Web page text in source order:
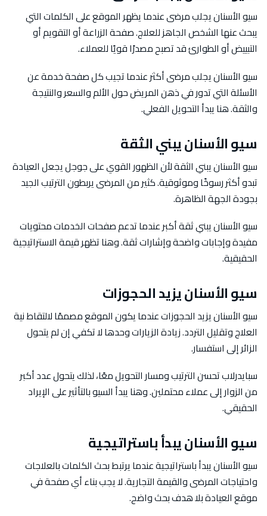
سيو الأسنان يجلب مرضى عندما يظهر الموقع على الكلمات التي
يبحث عنها الشخص الجاهز للعلاج. صفحة الزراعة أو التقويم أو
التبييض أو الطوارئ قد تصبح مصدرًا قويًا للعملاء.
سيو الأسنان يجلب مرضى أكثر عندما تجيب كل صفحة خدمة عن
الأسئلة التي تدور في ذهن المريض حول الألم والسعر والنتيجة
والثقة. هنا يبدأ التحويل الفعلي.
سيو الأسنان يبني الثقة
سيو الأسنان يبني الثقة لأن الظهور القوي على جوجل يجعل العيادة
تبدو أكثر رسوخًا وموثوقية. كثير من المرضى يربطون الترتيب الجيد
بجودة الجهة الظاهرة.
سيو الأسنان يبني ثقة أكبر عندما تدعم صفحات الخدمات محتويات
مفيدة وإجابات واضحة وإشارات ثقة. وهنا تظهر قيمة الاستراتيجية
الحقيقية.
سيو الأسنان يزيد الحجوزات
سيو الأسنان يزيد الحجوزات عندما يكون الموقع مصممًا لالتقاط نية
العلاج وتقليل التردد. زيادة الزيارات وحدها لا تكفي إن لم يتحول
الزائر إلى استفسار.
سبايدرلاب تحسن الترتيب ومسار التحويل معًا، لذلك يتحول عدد أكبر
من الزوار إلى عملاء محتملين. وهنا يبدأ السيو بالتأثير على الإيراد
الحقيقي.
سيو الأسنان يبدأ باستراتيجية
سيو الأسنان يبدأ باستراتيجية عندما يرتبط بحث الكلمات بالعلاجات
واحتياجات المرضى والقيمة التجارية. لا يجب بناء أي صفحة في
موقع العيادة بلا هدف بحث واضح.